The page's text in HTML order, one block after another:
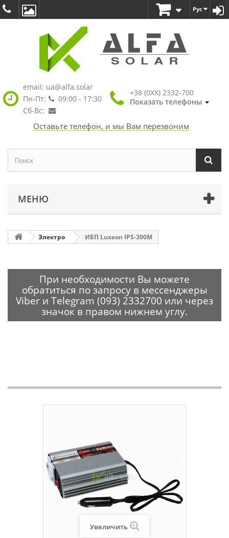
Рус
email: ua@alfa.solar
Пн-Пт:
09:00 - 17:30
Сб-Вс:
+38 (0XX) 2332-700
Показать телефоны
Оставьте телефон, и мы Вам перезвоним
МЕНЮ
Электро ИБП Luxeon IPS-300M
При необходимости Вы можете
обратиться по запросу в мессенджеры
Viber и Telegram (093) 2332700 или через
значок в правом нижнем углу.
Увеличить